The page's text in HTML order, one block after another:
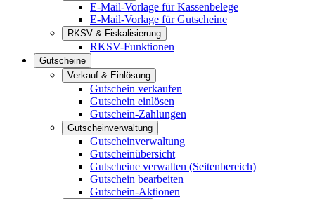
E-Mail-Vorlage für Kassenbelege
E-Mail-Vorlage für Gutscheine
RKSV & Fiskalisierung
RKSV-Funktionen
Gutscheine
Verkauf & Einlösung
Gutschein verkaufen
Gutschein einlösen
Gutschein-Zahlungen
Gutscheinverwaltung
Gutscheinverwaltung
Gutscheinübersicht
Gutscheine verwalten (Seitenbereich)
Gutschein bearbeiten
Gutschein-Aktionen